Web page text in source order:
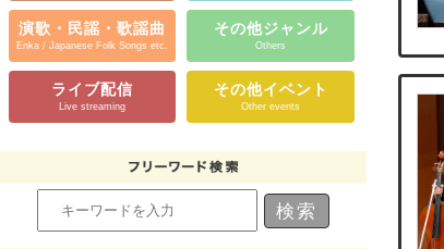
演歌・民謡・歌謡曲
Enka / Japanese Folk Songs etc.
その他ジャンル
Others
ライブ配信
Live streaming
その他イベント
Other events